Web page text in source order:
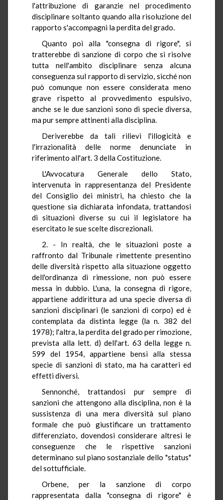
l'attribuzione di garanzie nel procedimento
disciplinare soltanto quando alla risoluzione del
rapporto s'accompagni la perdita del grado.
Quanto poi alla "consegna di rigore", si
tratterebbe di sanzione di corpo che si risolve
tutta nell'ambito disciplinare senza alcuna
conseguenza sul rapporto di servizio, sicché non
può comunque non essere considerata meno
grave rispetto al provvedimento espulsivo,
anche se le due sanzioni sono di specie diversa,
ma pur sempre attinenti alla disciplina.
Deriverebbe da tali rilievi l'illogicità e
l'irrazionalità delle norme denunciate in
riferimento all'art. 3 della Costituzione.
L'Avvocatura Generale dello Stato,
intervenuta in rappresentanza del Presidente
del Consiglio dei ministri, ha chiesto che la
questione sia dichiarata infondata, trattandosi
di situazioni diverse su cui il legislatore ha
esercitato le sue scelte discrezionali.
2. - In realtà, che le situazioni poste a
raffronto dal Tribunale rimettente presentino
delle diversità rispetto alla situazione oggetto
dell'ordinanza di rimessione, non può essere
messa in dubbio. L'una, la consegna di rigore,
appartiene addirittura ad una specie diversa di
sanzioni disciplinari (le sanzioni di corpo) ed è
contemplata da distinta legge (la n. 382 del
1978); l'altra, la perdita del grado per rimozione,
prevista alla lett. d) dell'art. 63 della legge n.
599 del 1954, appartiene bensì alla stessa
specie di sanzioni di stato, ma ha caratteri ed
effetti diversi.
Sennonché, trattandosi pur sempre di
sanzioni che attengono alla disciplina, non è la
sussistenza di una mera diversità sul piano
formale che può giustificare un trattamento
differenziato, dovendosi considerare altresì le
conseguenze che le rispettive sanzioni
determinano sul piano sostanziale dello "status"
del sottufficiale.
Orbene, per la sanzione di corpo
rappresentata dalla "consegna di rigore" è